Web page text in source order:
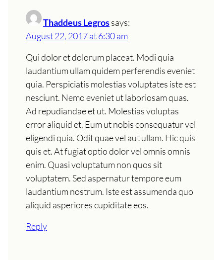
Thaddeus Legrossays:
August 22, 2017 at 6:30 am
Qui dolor et dolorum placeat. Modi quia
laudantium ullam quidem perferendis eveniet
quia. Perspiciatis molestias voluptates iste est
nesciunt. Nemo eveniet ut laboriosam quas.
Ad repudiandae et ut. Molestias voluptas
error aliquid et. Eum ut nobis consequatur vel
eligendi quia. Odit quae vel aut ullam. Hic quis
quis et. At fugiat optio dolor vel omnis omnis
enim. Quasi voluptatum non quos sit
voluptatem. Sed aspernatur tempore eum
laudantium nostrum. Iste est assumenda quo
aliquid asperiores cupiditate eos.
Reply